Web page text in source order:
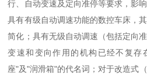
行、自动变速及定向准停等要求，影
具有有级自动调速功能的数控车床，
简化；具有无级自动调速（包括定向
变速和变向作用的机构已经不复存
座"及"润滑箱"的代名词；对于改造式